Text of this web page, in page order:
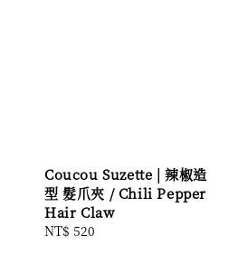
Coucou Suzette | 辣椒造
型 髮爪夾 / Chili Pepper
Hair Claw
Regular
NT$ 520